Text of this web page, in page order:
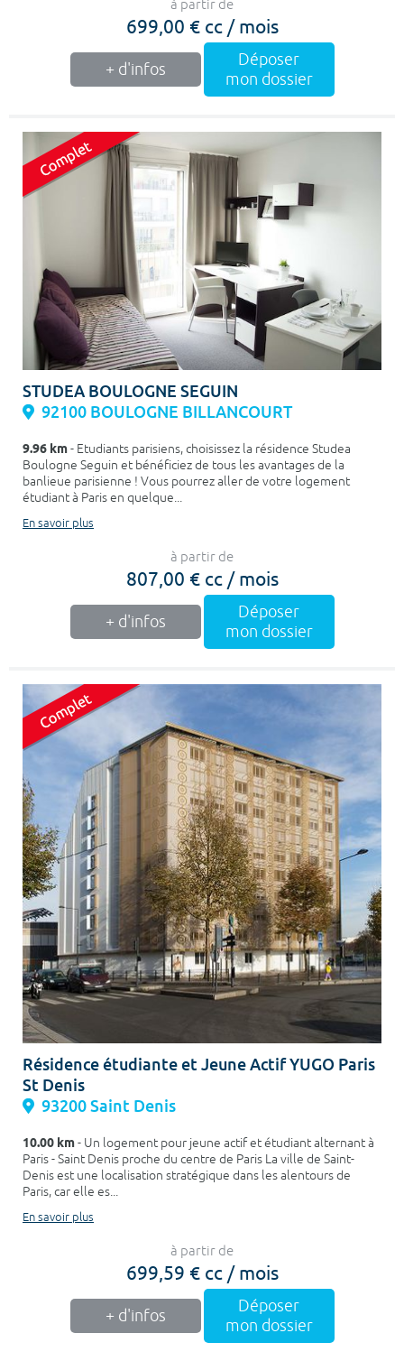
à partir de
699,00 € cc / mois
+ d'infos
Déposer
mon dossier
STUDEA BOULOGNE SEGUIN
92100 BOULOGNE BILLANCOURT
9.96 km- Etudiants parisiens, choisissez la résidence Studea
Boulogne Seguin et bénéficiez de tous les avantages de la
banlieue parisienne ! Vous pourrez aller de votre logement
étudiant à Paris en quelque...
En savoir plus
à partir de
807,00 € cc / mois
+ d'infos
Déposer
mon dossier
Résidence étudiante et Jeune Actif YUGO Paris
St Denis
93200 Saint Denis
10.00 km- Un logement pour jeune actif et étudiant alternant à
Paris - Saint Denis proche du centre de Paris La ville de Saint-
Denis est une localisation stratégique dans les alentours de
Paris, car elle es...
En savoir plus
à partir de
699,59 € cc / mois
+ d'infos
Déposer
mon dossier